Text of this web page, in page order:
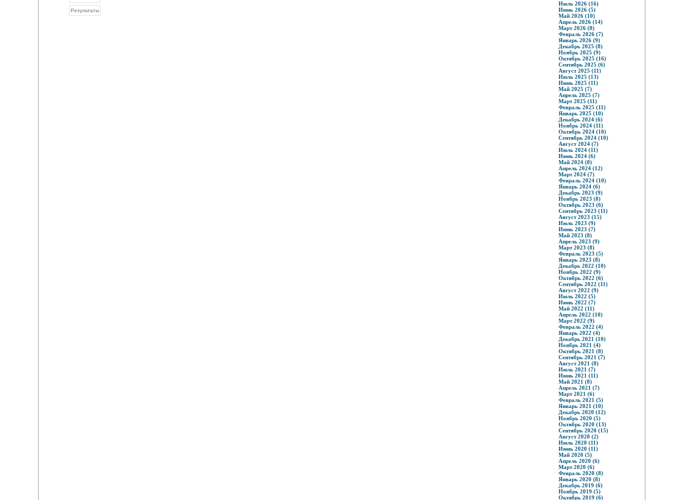
Июль 2026 (16)
Июнь 2026 (5)
Май 2026 (10)
Апрель 2026 (14)
Март 2026 (8)
Февраль 2026 (7)
Январь 2026 (9)
Декабрь 2025 (8)
Ноябрь 2025 (9)
Октябрь 2025 (16)
Сентябрь 2025 (6)
Август 2025 (11)
Июль 2025 (13)
Июнь 2025 (11)
Май 2025 (7)
Апрель 2025 (7)
Март 2025 (11)
Февраль 2025 (11)
Январь 2025 (10)
Декабрь 2024 (6)
Ноябрь 2024 (11)
Октябрь 2024 (10)
Сентябрь 2024 (10)
Август 2024 (7)
Июль 2024 (11)
Июнь 2024 (6)
Май 2024 (8)
Апрель 2024 (12)
Март 2024 (7)
Февраль 2024 (10)
Январь 2024 (6)
Декабрь 2023 (9)
Ноябрь 2023 (8)
Октябрь 2023 (6)
Сентябрь 2023 (11)
Август 2023 (15)
Июль 2023 (9)
Июнь 2023 (7)
Май 2023 (8)
Апрель 2023 (9)
Март 2023 (8)
Февраль 2023 (5)
Январь 2023 (8)
Декабрь 2022 (10)
Ноябрь 2022 (9)
Октябрь 2022 (6)
Сентябрь 2022 (11)
Август 2022 (9)
Июль 2022 (5)
Июнь 2022 (7)
Май 2022 (11)
Апрель 2022 (10)
Март 2022 (9)
Февраль 2022 (4)
Январь 2022 (4)
Декабрь 2021 (10)
Ноябрь 2021 (4)
Октябрь 2021 (8)
Сентябрь 2021 (7)
Август 2021 (8)
Июль 2021 (7)
Июнь 2021 (11)
Май 2021 (8)
Апрель 2021 (7)
Март 2021 (6)
Февраль 2021 (5)
Январь 2021 (10)
Декабрь 2020 (12)
Ноябрь 2020 (5)
Октябрь 2020 (13)
Сентябрь 2020 (15)
Август 2020 (2)
Июль 2020 (11)
Июнь 2020 (11)
Май 2020 (5)
Апрель 2020 (6)
Март 2020 (6)
Февраль 2020 (8)
Январь 2020 (8)
Декабрь 2019 (6)
Ноябрь 2019 (5)
Октябрь 2019 (6)